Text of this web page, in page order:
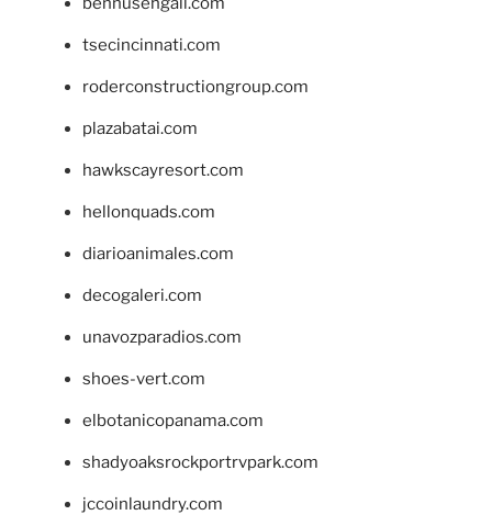
tsecincinnati.com
roderconstructiongroup.com
plazabatai.com
hawkscayresort.com
hellonquads.com
diarioanimales.com
decogaleri.com
unavozparadios.com
shoes-vert.com
elbotanicopanama.com
shadyoaksrockportrvpark.com
jccoinlaundry.com